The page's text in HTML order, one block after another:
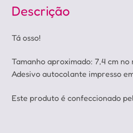
Descrição
Tá osso!
Tamanho aproximado: 7,4 cm
Adesivo autocolante impresso
Este produto é confeccionado